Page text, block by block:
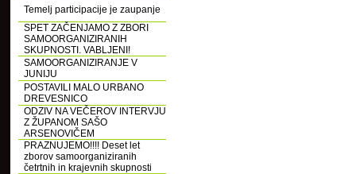
Temelj participacije je zaupanje
SPET ZAČENJAMO Z ZBORI
SAMOORGANIZIRANIH
SKUPNOSTI. VABLJENI!
SAMOORGANIZIRANJE V
JUNIJU
POSTAVILI MALO URBANO
DREVESNICO
ODZIV NA VEČEROV INTERVJU
Z ŽUPANOM SAŠO
ARSENOVIČEM
PRAZNUJEMO!!!! Deset let
zborov samoorganiziranih
četrtnih in krajevnih skupnosti